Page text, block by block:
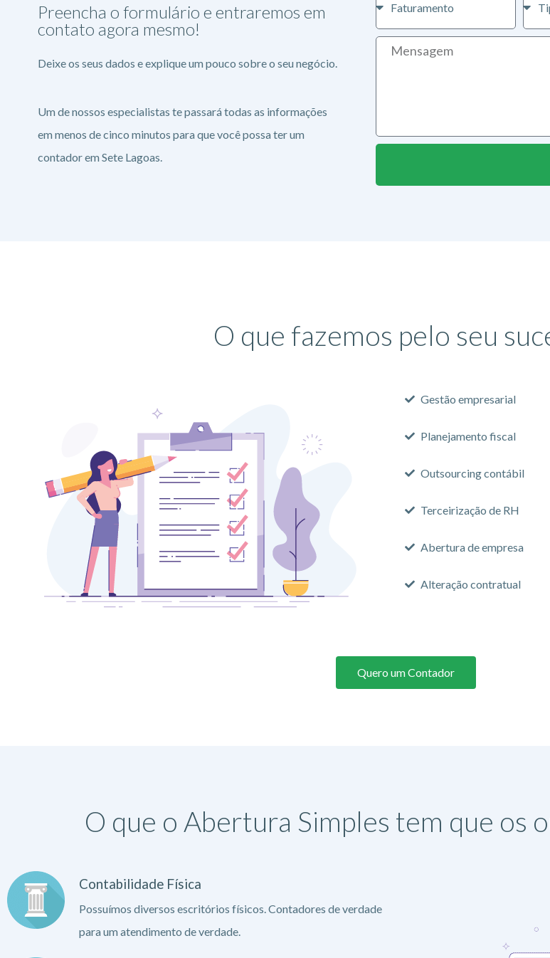
Preencha o formulário e entraremos em
contato agora mesmo!
Deixe os seus dados e explique um pouco sobre o seu negócio.
Um de nossos especialistas te passará todas as informações
em menos de cinco minutos para que você possa ter um
contador em Sete Lagoas.
O que fazemos pelo seu
Gestão empresarial
Planejamento fiscal
Outsourcing contábil
Terceirização de RH
Abertura de empresa
Alteração contratual
Quero um Contador
O que o Abertura Simples tem que os
Contabilidade Física
Possuímos diversos escritórios físicos. Contadores de verdade
para um atendimento de verdade.